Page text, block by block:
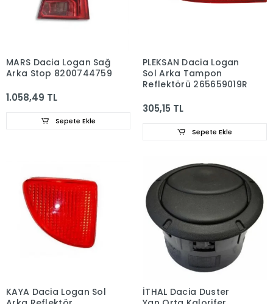
MARS Dacia Logan Sağ
Arka Stop 8200744759
1.058,49 TL
Sepete Ekle
PLEKSAN Dacia Logan
Sol Arka Tampon
Reflektörü 265659019R
305,15 TL
Sepete Ekle
KAYA Dacia Logan Sol
İTHAL Dacia Duster